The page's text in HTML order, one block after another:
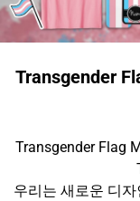
Transgender
Transgender Flag
우리는 새로운 디